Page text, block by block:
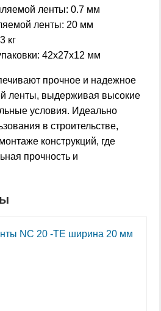
ленты: 0.7 мм
ленты: 20 мм
кг
42х27х12 мм
прочное и надежное
ленты, выдерживая высокие
условия. Идеально
в строительстве,
конструкций, где
прочность и